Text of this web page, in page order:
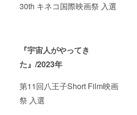
30th キネコ国際映画祭 入選
『宇宙人がやってき
た』/2023年
第11回八王子Short Film映画
祭 入選